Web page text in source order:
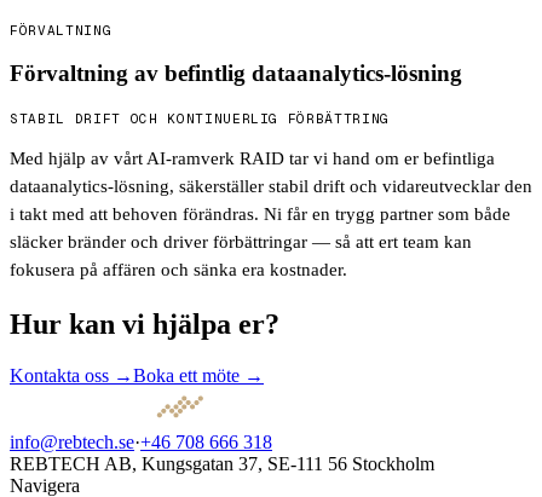
FÖRVALTNING
Förvaltning av befintlig dataanalytics-lösning
STABIL DRIFT OCH KONTINUERLIG FÖRBÄTTRING
Med hjälp av vårt AI-ramverk RAID tar vi hand om er befintliga
dataanalytics-lösning, säkerställer stabil drift och vidareutvecklar den
i takt med att behoven förändras. Ni får en trygg partner som både
släcker bränder och driver förbättringar — så att ert team kan
fokusera på affären och sänka era kostnader.
Hur kan vi hjälpa er?
Kontakta oss →Boka ett möte →
info@rebtech.se·+46 708 666 318
REBTECH AB, Kungsgatan 37, SE-111 56 Stockholm
Navigera